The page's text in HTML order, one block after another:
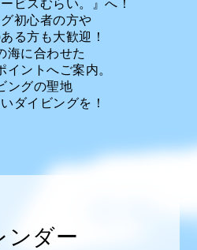
ビスむらい。』へ！
初心者の方や
る方も大歓迎！
海に合わせた
イントへご案内。
ングの聖地
ダイビングを！
ンダー